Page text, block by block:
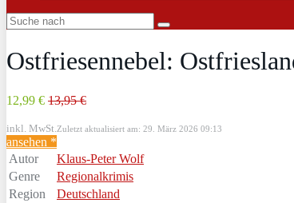
Ostfriesennebel:
12,99 € 13,95 €
inkl. MwSt. Zuletzt aktualisiert am: 29. März 2026 09:13
ansehen *
Autor
Klaus-Peter Wolf
Genre
Regionalkrimis
Region
Deutschland